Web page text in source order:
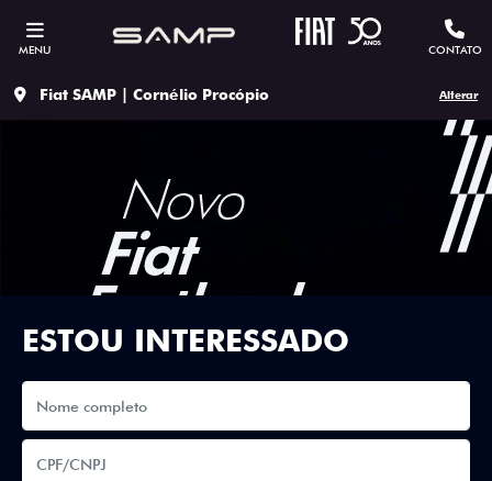
MENU CONTATO
Fiat SAMP | Cornélio Procópio Alterar
ESTOU INTERESSADO